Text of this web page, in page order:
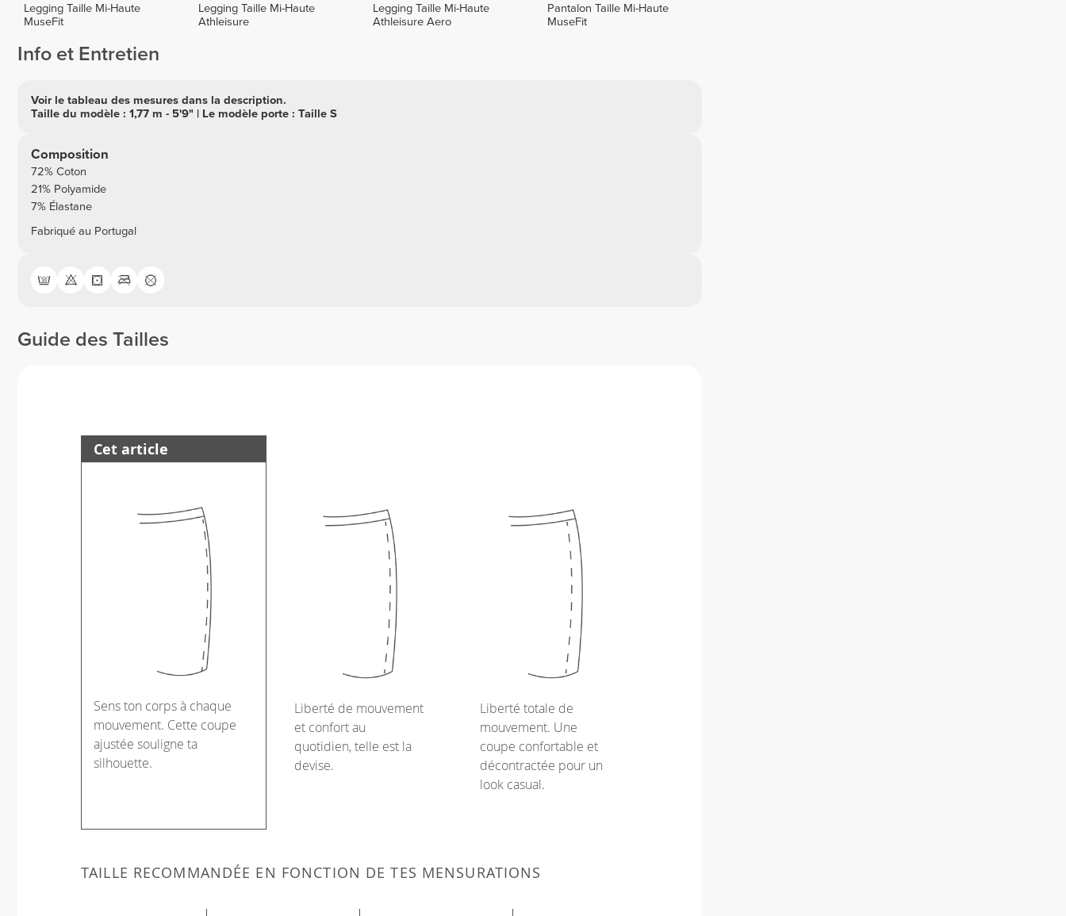
Legging Taille Mi-Haute
MuseFit
Legging Taille Mi-Haute
Athleisure
Legging Taille Mi-Haute
Athleisure Aero
Pantalon Taille Mi-Haute
MuseFit
Info et Entretien
Voir le tableau des mesures dans la description.
Taille du modèle : 1,77 m - 5'9" | Le modèle porte : Taille S
Composition
72% Coton
21% Polyamide
7% Élastane
Fabriqué au Portugal
Guide des Tailles
Cet article
Sens ton corps à chaque
mouvement. Cette coupe
ajustée souligne ta
silhouette.
Liberté de mouvement
et confort au
quotidien, telle est la
devise.
Liberté totale de
mouvement. Une
coupe confortable et
décontractée pour un
look casual.
TAILLE RECOMMANDÉE EN FONCTION DE TES MENSURATIONS